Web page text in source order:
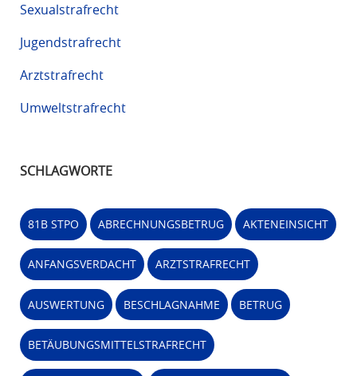
Sexualstrafrecht
Jugendstrafrecht
Arztstrafrecht
Umweltstrafrecht
SCHLAGWORTE
81B STPO ABRECHNUNGSBETRUG AKTENEINSICHT
ANFANGSVERDACHT ARZTSTRAFRECHT
AUSWERTUNG BESCHLAGNAHME BETRUG
BETÄUBUNGSMITTELSTRAFRECHT